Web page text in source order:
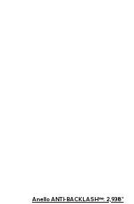
Anello ANTI-BACKLASH™: 2,938"